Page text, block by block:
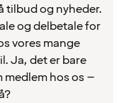
tilbud og nyheder.
og delbetale for
vores mange
Ja, det er bare
medlem hos os –